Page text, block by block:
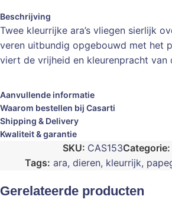
Beschrijving
Twee kleurrijke ara’s vliegen sierlijk
veren uitbundig opgebouwd met het
viert de vrijheid en kleurenpracht van
Aanvullende informatie
Waarom bestellen bij Casarti
Shipping & Delivery
Kwaliteit & garantie
SKU: CAS153Categorie:
Tags: ara, dieren, kleurrijk,
Gerelateerde producten